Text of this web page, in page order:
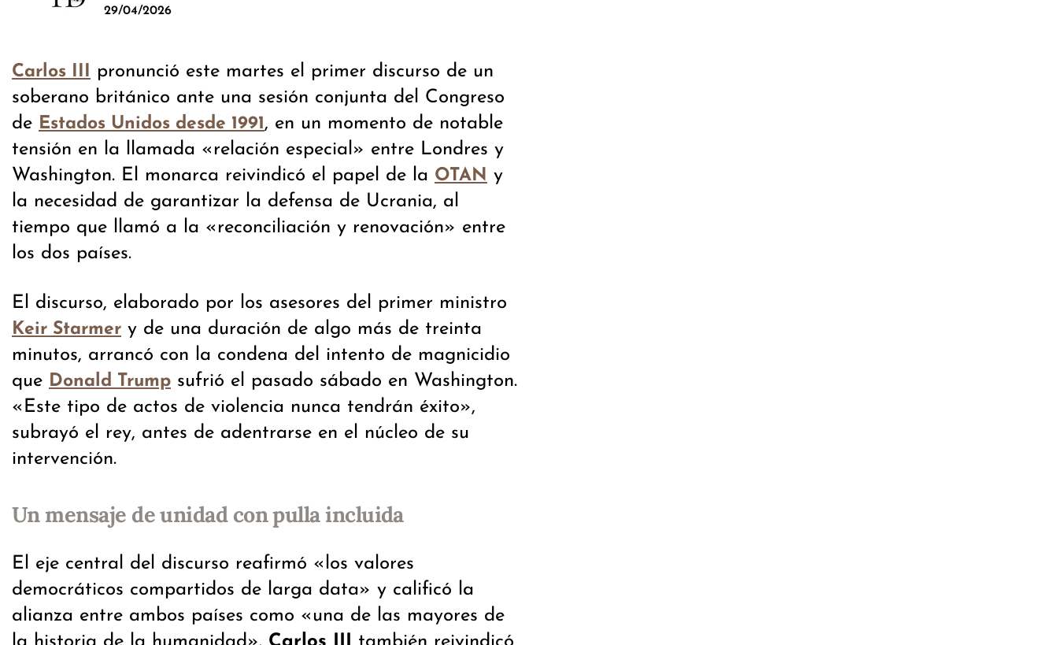
29/04/2026
Carlos III pronunció este martes el primer discurso de un
soberano británico ante una sesión conjunta del Congreso
de Estados Unidos desde 1991, en un momento de notable
tensión en la llamada «relación especial» entre Londres y
Washington. El monarca reivindicó el papel de la OTAN y
la necesidad de garantizar la defensa de Ucrania, al
tiempo que llamó a la «reconciliación y renovación» entre
los dos países.
El discurso, elaborado por los asesores del primer ministro
Keir Starmer y de una duración de algo más de treinta
minutos, arrancó con la condena del intento de magnicidio
que Donald Trump sufrió el pasado sábado en Washington.
«Este tipo de actos de violencia nunca tendrán éxito»,
subrayó el rey, antes de adentrarse en el núcleo de su
intervención.
Un mensaje de unidad con pulla incluida
El eje central del discurso reafirmó «los valores
democráticos compartidos de larga data» y calificó la
alianza entre ambos países como «una de las mayores de